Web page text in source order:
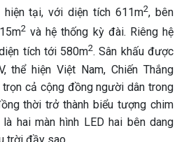
tại, với diện tích 611m2, bên
2và hệ thống kỳ đài. Riêng hệ
tích tới 580m2. Sân khấu được
thể hiện Việt Nam, Chiến Thắng
cả cộng đồng người dân trong
thời trở thành biểu tượng chim
hai màn hình LED hai bên dang
trời đầy sao.